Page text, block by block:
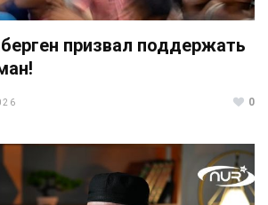
призвал поддержать
0